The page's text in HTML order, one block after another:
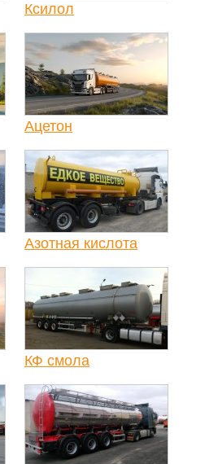
Ксилол
Ацетон
Азотная кислота
КФ смола